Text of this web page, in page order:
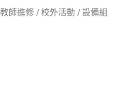
教師進修 / 校外活動 / 設備組